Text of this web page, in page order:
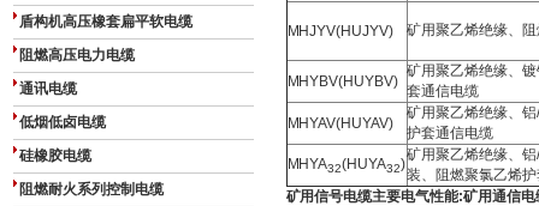
盾构机高压橡套扁平软电缆
阻燃高压电力电缆
通讯电缆
低烟低卤电缆
硅橡胶电缆
阻燃耐火系列控制电缆
MHJYV(HUJYV) 矿用聚乙烯绝缘、
MHYBV(HUYBV)
矿用聚乙烯绝缘、
套通信电缆
MHYAV(HUYAV)
矿用聚乙烯绝缘、
护套通信电缆
MHYA32(HUYA32)
矿用聚乙烯绝缘、
装、阻燃聚氯乙烯
矿用信号电缆主要电气性能:矿用通信